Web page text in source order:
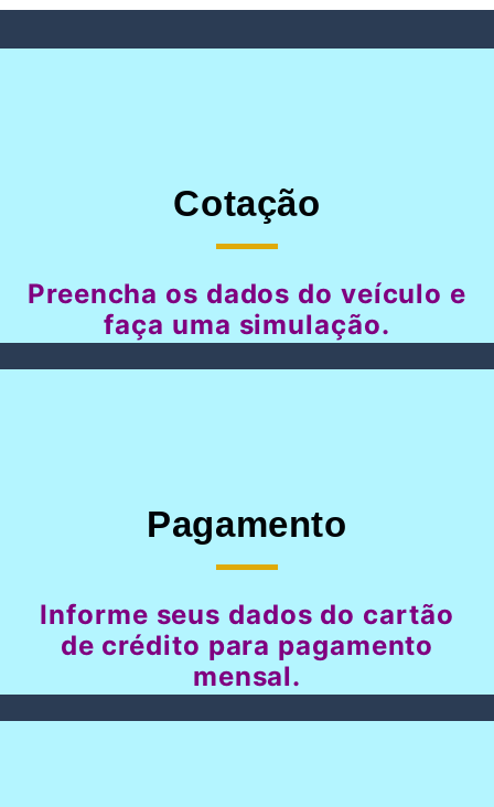
Cotação
Preencha os dados do veículo e
faça uma simulação.
Pagamento
Informe seus dados do cartão
de crédito para pagamento
mensal.